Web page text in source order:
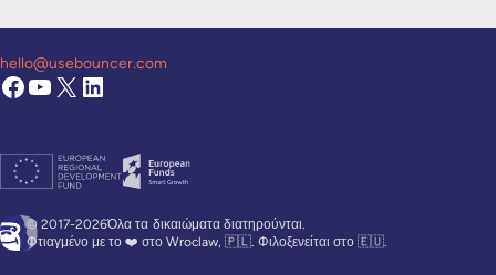
© 2017-2026Όλα τα δικαιώματα διατηρούνται.
Φτιαγμένο με το ❤️ στο Wroclaw, 🇵🇱. Φιλοξενείται στο 🇪🇺.
hello@usebouncer.com